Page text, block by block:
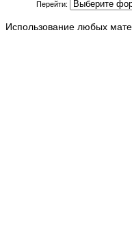
Перейти:
Использование любых